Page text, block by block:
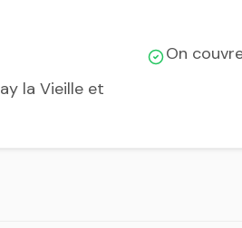
On
la Vieille et